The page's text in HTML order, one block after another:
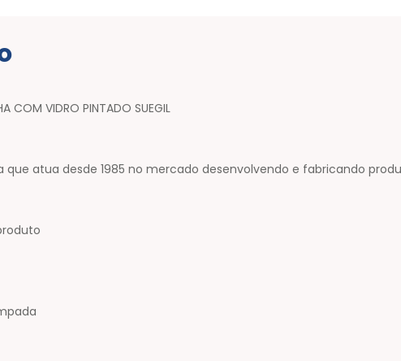
COM VIDRO PINTADO SUEGIL
que atua desde 1985 no mercado desenvolvendo e fabricando